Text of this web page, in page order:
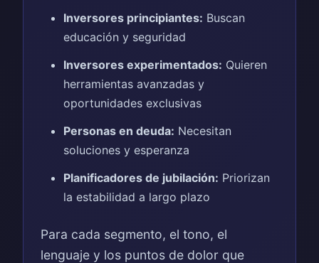
Inversores principiantes: Buscan
educación y seguridad
Inversores experimentados: Quieren
herramientas avanzadas y
oportunidades exclusivas
Personas en deuda: Necesitan
soluciones y esperanza
Planificadores de jubilación: Priorizan
la estabilidad a largo plazo
Para cada segmento, el tono, el
lenguaje y los puntos de dolor que